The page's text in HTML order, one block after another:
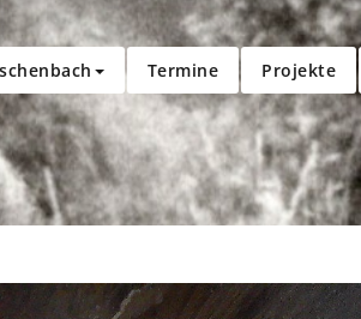
Termine Projekte